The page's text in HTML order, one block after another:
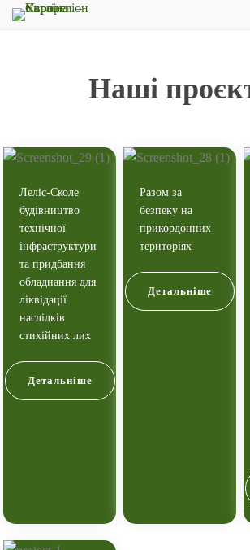
Наші
Леліс-Сколе
будівництво
технічної
інфраструктури
та придбання
обладнання для
ліквідації
наслідків
стихійних лих
Детальніше
Разом за
безпеку на
прикордонних
територіях
Детальніше